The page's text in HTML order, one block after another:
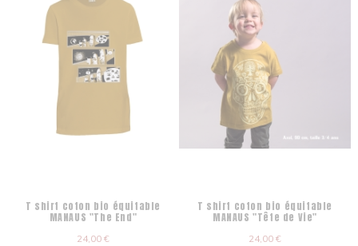
T shirt coton bio équitable
MANAUS "The End"
24,00 €
T shirt coton bio équitable
MANAUS "Tête de Vie"
24,00 €